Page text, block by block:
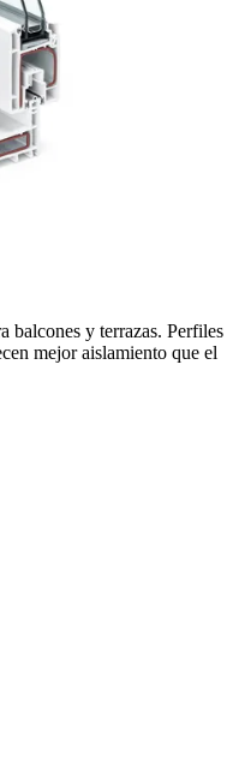
balcones y terrazas. Perfiles
mejor aislamiento que el